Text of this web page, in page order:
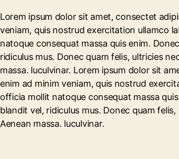
Lorem ipsum dolor sit amet, consectet
veniam, quis nostrud exercitation ullamco
natoque consequat massa quis enim.
ridiculus mus. Donec quam felis, ultricies
massa. luculvinar. Lorem ipsum dolor sit
enim ad minim veniam, quis nostrud
officia mollit natoque consequat massa
blandit vel, ridiculus mus. Donec quam
Aenean massa. luculvinar.